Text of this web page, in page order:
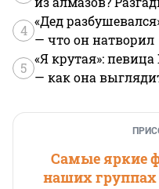
4
«Дед
— что он натворил
5
«Я крутая»:
— как она
Самые яркие
наших